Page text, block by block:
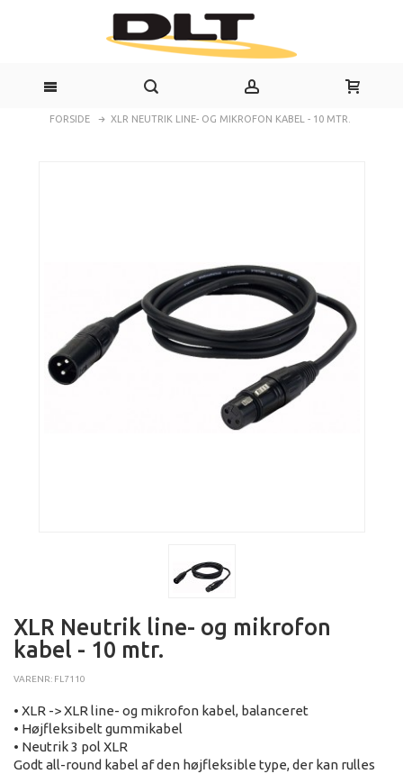
FORSIDE XLR NEUTRIK LINE- OG MIKROFON KABEL - 10 MTR.
XLR Neutrik line- og mikrofon
kabel - 10 mtr.
VARENR: FL7110
• XLR -> XLR line- og mikrofon kabel, balanceret
• Højfleksibelt gummikabel
• Neutrik 3 pol XLR
Godt all-round kabel af den højfleksible type, der kan rulles